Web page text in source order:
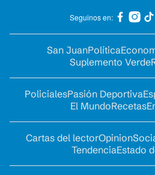
Seguinos en:
San JuanPolítica
Suplemento Verde
PolicialesPasión Deportiva
El MundoRecetas
Cartas del lectorOpinion
TendenciaEstado